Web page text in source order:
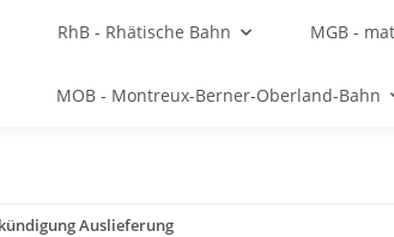
RhB - Rhätische Bahn MGB -
MOB - Montreux-Berner-Oberland-Bahn
Auslieferung